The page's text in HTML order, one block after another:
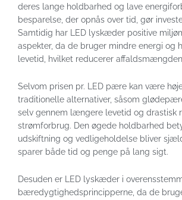
deres lange holdbarhed og lave
besparelse, der opnås over tid, gør
Samtidig har LED lyskæder positive
aspekter, da de bruger mindre energi og
levetid, hvilket reducerer
Selvom prisen pr. LED pære kan være
traditionelle alternativer, såsom
selv gennem længere levetid og drastisk
strømforbrug. Den øgede holdbarhed
udskiftning og vedligeholdelse bliver
sparer både tid og penge på lang sigt.
Desuden er LED lyskæder i
bæredygtighedsprincipperne, da de